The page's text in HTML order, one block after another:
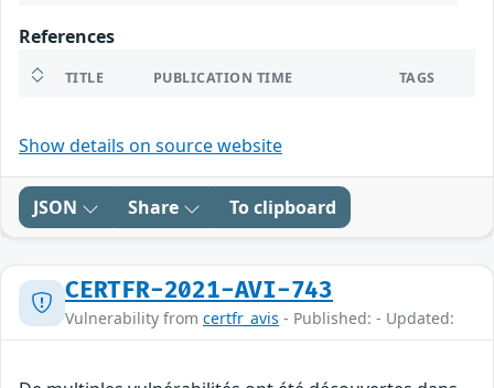
References
TITLE PUBLICATION TIME TAGS
Show details on source website
JSON Share To clipboard
CERTFR-2021-AVI-743
Vulnerability from certfr_avis - Published: - Updated: